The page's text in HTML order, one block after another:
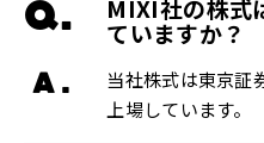
Q. MIXI社の株式
ていますか？
A.
当社株式は東京証
上場しています。